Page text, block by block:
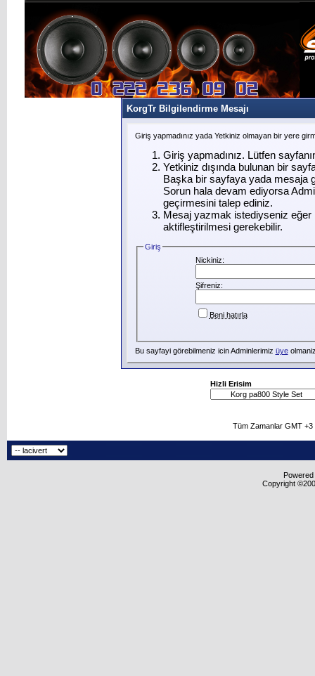
KorgTr Bilgilendirme Mesajı
Giriş yapmadınız yada Yetkiniz olmayan bir yere
Giriş yapmadınız. Lütfen
Yetkiniz dışında bulunan bir
Başka bir sayfaya yada mesaja
Sorun hala devam ediyorsa
geçirmesini talep ediniz.
Mesaj yazmak istediyseniz eğer
aktifleştirilmesi gerekebilir.
Giriş
Nickiniz:
Şifreniz:
Beni hatırla
Bu sayfayi görebilmeniz icin Adminlerimiz üye
Hizli Erisim
Tüm Zamanlar GMT
Copyright